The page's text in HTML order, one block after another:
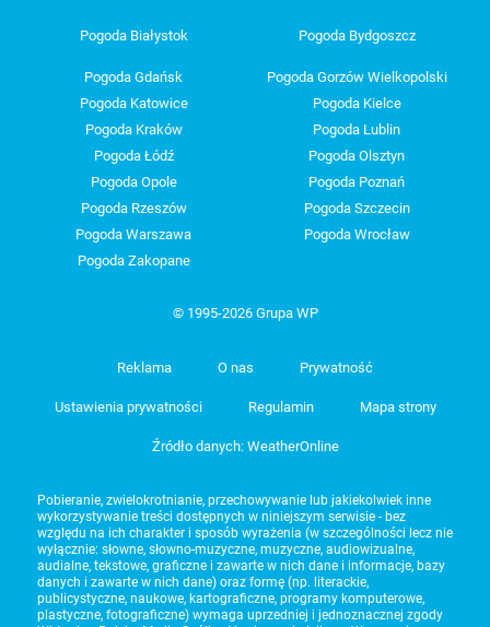
Pogoda Białystok Pogoda Bydgoszcz
Pogoda Gdańsk
Pogoda Gorzów Wielkopolski
Pogoda Katowice
Pogoda Kielce
Pogoda Kraków
Pogoda Lublin
Pogoda Łódź
Pogoda Olsztyn
Pogoda Opole
Pogoda Poznań
Pogoda Rzeszów
Pogoda Szczecin
Pogoda Warszawa
Pogoda Wrocław
Pogoda Zakopane
© 1995-2026 Grupa WP
Reklama O nas Prywatność
Ustawienia prywatności Regulamin Mapa strony
Źródło danych: WeatherOnline
Pobieranie, zwielokrotnianie, przechowywanie lub jakiekolwiek inne
wykorzystywanie treści dostępnych w niniejszym serwisie - bez
względu na ich charakter i sposób wyrażenia (w szczególności lecz nie
wyłącznie: słowne, słowno-muzyczne, muzyczne, audiowizualne,
audialne, tekstowe, graficzne i zawarte w nich dane i informacje, bazy
danych i zawarte w nich dane) oraz formę (np. literackie,
publicystyczne, naukowe, kartograficzne, programy komputerowe,
plastyczne, fotograficzne) wymaga uprzedniej i jednoznacznej zgody